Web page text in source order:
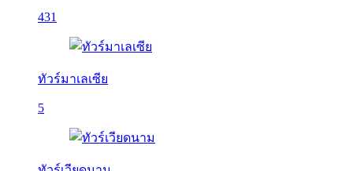
431
ทัวร์มาเลเซีย
5